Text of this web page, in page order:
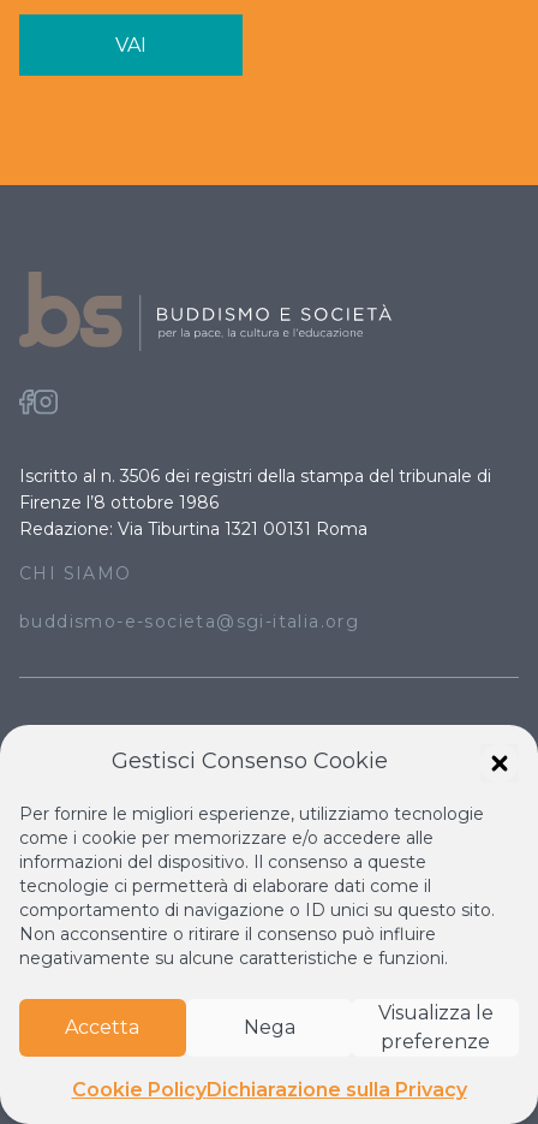
VAI
Iscritto al n. 3506 dei registri della stampa del tribunale di
Firenze l’8 ottobre 1986
Redazione: Via Tiburtina 1321 00131 Roma
CHI SIAMO
buddismo-e-societa@sgi-italia.org
CAMBIO IO / CAMBIA IL MONDO
OTTO PER MILLE
IL NUOVO RINASCIMENTO
IL VOLO CONTINUO
ESPERIA
Gestisci Consenso Cookie
Per fornire le migliori esperienze, utilizziamo tecnologie
come i cookie per memorizzare e/o accedere alle
informazioni del dispositivo. Il consenso a queste
tecnologie ci permetterà di elaborare dati come il
comportamento di navigazione o ID unici su questo sito.
Non acconsentire o ritirare il consenso può influire
negativamente su alcune caratteristiche e funzioni.
Accetta Nega
Visualizza le
preferenze
Cookie PolicyDichiarazione sulla Privacy